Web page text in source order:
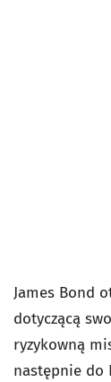
James Bond
dotyczącą
ryzykowną
następnie do